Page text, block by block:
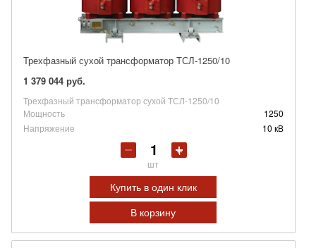
Трехфазный сухой трансформатор ТСЛ-1250/10
1 379 044 руб.
Трехфазный трансформатор сухой ТСЛ-1250/10
Мощность
1250
Напряжение
10 кВ
шт
Купить в один клик
В корзину